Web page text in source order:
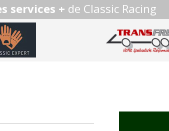
services + de Classic Racing